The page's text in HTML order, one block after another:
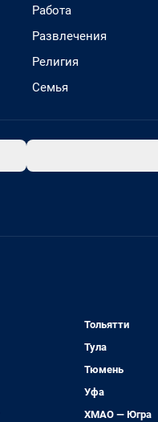
Работа
Развлечения
Религия
Семья
Тольятти
Тула
Тюмень
Уфа
ХМАО — Югра